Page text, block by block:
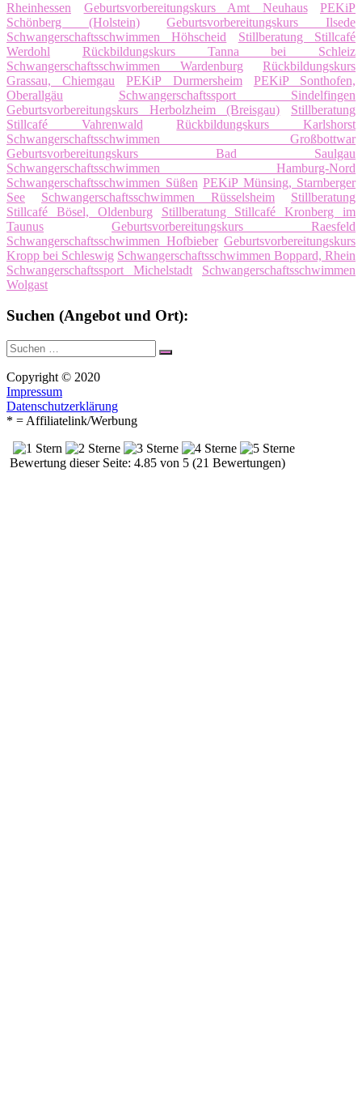
Rheinhessen
Geburtsvorbereitungskurs Amt Neuhaus
PEKiP
Schönberg (Holstein)
Geburtsvorbereitungskurs Ilsede
Schwangerschaftsschwimmen Höhscheid
Stillberatung Stillcafé
Werdohl
Rückbildungskurs Tanna bei Schleiz
Schwangerschaftsschwimmen Wardenburg
Rückbildungskurs
Grassau, Chiemgau
PEKiP Durmersheim
PEKiP Sonthofen,
Oberallgäu
Schwangerschaftssport Sindelfingen
Geburtsvorbereitungskurs Herbolzheim (Breisgau)
Stillberatung
Stillcafé Vahrenwald
Rückbildungskurs Karlshorst
Schwangerschaftsschwimmen Großbottwar
Geburtsvorbereitungskurs Bad Saulgau
Schwangerschaftsschwimmen Hamburg-Nord
Schwangerschaftsschwimmen Süßen PEKiP Münsing, Starnberger
See
Schwangerschaftsschwimmen Rüsselsheim
Stillberatung
Stillcafé Bösel, Oldenburg
Stillberatung Stillcafé Kronberg im
Taunus
Geburtsvorbereitungskurs Raesfeld
Schwangerschaftsschwimmen Hofbieber Geburtsvorbereitungskurs
Kropp bei Schleswig Schwangerschaftsschwimmen Boppard, Rhein
Schwangerschaftssport Michelstadt
Schwangerschaftsschwimmen
Wolgast
Suchen (Angebot und Ort):
Suche
nach:
Suchen
Copyright © 2020
Impressum
Datenschutzerklärung
* = Affiliatelink/Werbung
Bewertung dieser Seite: 4.85 von 5 (21 Bewertungen)